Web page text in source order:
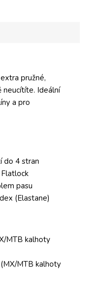
pružné,
neucítíte. Ideální
a pro
do 4 stran
pasu
(Elastane)
MTB kalhoty
MTB kalhoty